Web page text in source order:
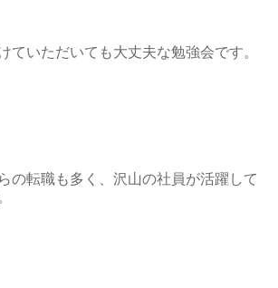
ていただいても大丈夫な勉強会です。
の転職も多く、沢山の社員が活躍して